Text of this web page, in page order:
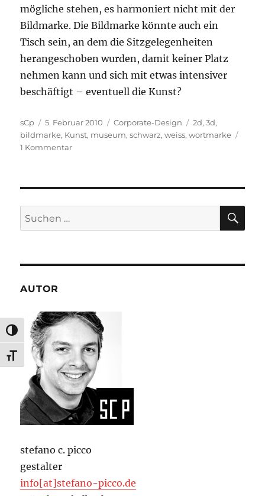
UMSCHALTEN AUF HOHE KONTRASTE
SCHRIFT VERGRÖSSERN
mögliche stehen, es harmoniert nicht mit der
Bildmarke. Die Bildmarke könnte auch ein
Tisch sein, an dem die Sitzgelegenheiten
herangeschoben wurden, damit keiner Platz
nehmen kann und sich mit etwas intensiver
beschäftigt – eventuell die Kunst?
Autor
sCp
Veröffentlicht
am
5. Februar 2010 Kategorien
Corporate-Design Schlagwörter
2d,3d,
bildmarke, Kunst, museum,schwarz,weiss,wortmarke
1 Kommentarzu
Logo
Suchen
nach:
AUTOR
stefano c. picco
gestalter
info[at]stefano-picco.de